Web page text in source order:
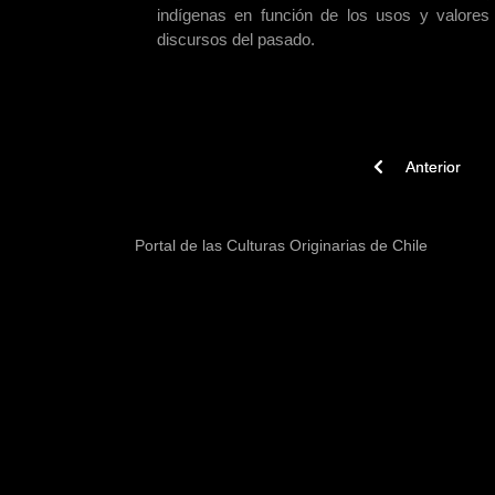
indígenas en función de los usos y
discursos del pasado.
Previous article:
Anterior
Portal de las Culturas Originarias de Chile